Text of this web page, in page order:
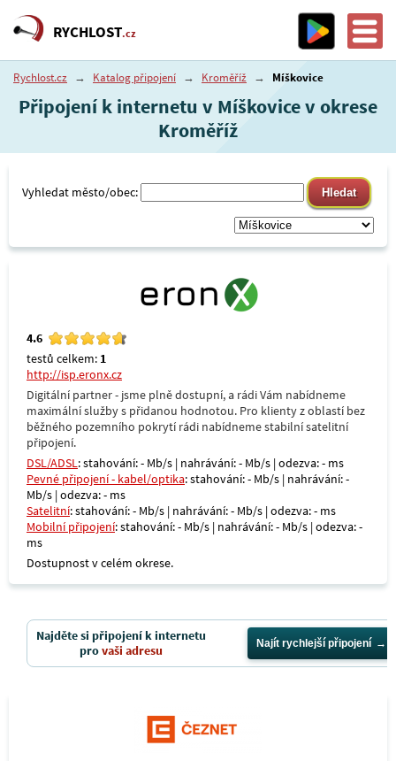
RYCHLOST.cz
Rychlost.cz → Katalog připojení → Kroměříž → Míškovice
Připojení k internetu v Míškovice v okrese
Kroměříž
Vyhledat město/obec:
4.6
testů celkem: 1
http://isp.eronx.cz
Digitální partner - jsme plně dostupní, a rádi Vám nabídneme
maximální služby s přidanou hodnotou. Pro klienty z oblastí bez
běžného pozemního pokrytí rádi nabídneme stabilní satelitní
připojení.
DSL/ADSL: stahování: - Mb/s | nahrávání: - Mb/s | odezva: - ms
Pevné připojení - kabel/optika: stahování: - Mb/s | nahrávání: -
Mb/s | odezva: - ms
Satelitní: stahování: - Mb/s | nahrávání: - Mb/s | odezva: - ms
Mobilní připojení: stahování: - Mb/s | nahrávání: - Mb/s | odezva: -
ms
Dostupnost v celém okrese.
Najděte si připojení k internetu
provaši adresu Najít rychlejší připojení